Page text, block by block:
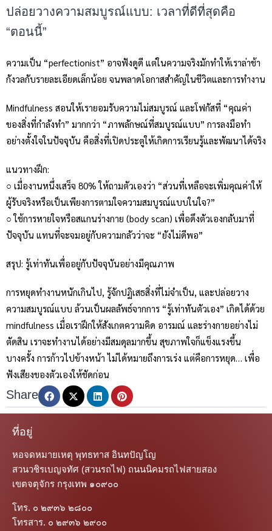
ปล่อยวางความสมบูรณ์แบบ: เวลาที่ดีที่สุดคือ
“ตอนนี้”
ความเป็น “perfectionist” อาจฟังดูดี แต่ในความจริงมักทำให้เราล่าช้า
กังวลกับรายละเอียดเล็กน้อย จนพลาดโอกาสสำคัญในชีวิตและการทำงาน
Mindfulness สอนให้เรายอมรับความไม่สมบูรณ์ และโฟกัสที่ “คุณค่า
ของสิ่งที่กำลังทำ” มากกว่า “ภาพลักษณ์ที่สมบูรณ์แบบ” การลงมือทำ
อย่างตั้งใจในปัจจุบัน คือสิ่งที่เปิดประตูให้เกิดการเรียนรู้และพัฒนาได้จริง
แนวทางฝึก:
○ เมื่องานหนึ่งเสร็จ 80% ให้ถามตัวเองว่า “ส่วนที่เหลือจะเพิ่มคุณค่าให้
ผู้รับจริงหรือเป็นเพียงการตามใจความสมบูรณ์แบบในใจ?”
○ ใช้การหายใจหรือสแกนร่างกาย (body scan) เพื่อดึงตัวเองกลับมาที่
ปัจจุบัน แทนที่จะจมอยู่กับความกลัวว่าจะ “ยังไม่ดีพอ”
สรุป: รู้เท่าทันเพื่ออยู่กับปัจจุบันอย่างมีคุณภาพ
การหยุดทำงานหนักเกินไป, รู้จักปฏิเสธสิ่งที่ไม่จำเป็น, และปล่อยวาง
ความสมบูรณ์แบบ ล้วนเป็นผลลัพธ์จากการ “รู้เท่าทันตัวเอง” เกิดได้ด้วย
mindfulness เมื่อเราฝึกให้สังเกตความคิด อารมณ์ และร่างกายอย่างไม่
ตัดสิน เราจะทำงานได้อย่างมีสมดุลมากขึ้น สุขภาพใจก็แข็งแรงขึ้น
บางครั้ง การก้าวไปข้างหน้า ไม่ได้หมายถึงการเร่ง แต่คือการหยุด… เพื่อ
ฟังเสียงของตัวเองให้ชัดก่อน
Share
ที่อยู่
หอจดหมายเหตุ พุทธทาส อินทปัญโญ
สวนวชิรเบญจทัศ (สวนรถไฟ) ถนนนิคมรถไฟสายสอง
เขตจตุจักร กรุงเทพ ๑๐๙๐๐
โทร. ๐ ๒๙๓๖ ๒๘๐๐
โทรสาร. ๐ ๒๙๓๖ ๒๙๐๐